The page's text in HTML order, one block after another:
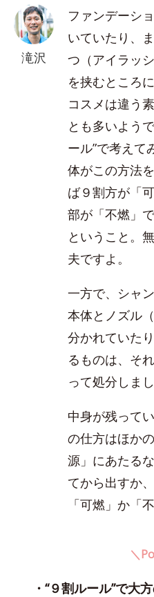
滝沢
ファンデーシ
いていたり、
つ（アイラッ
を挟むところ
コスメは違う
とも多いよう
ール”で考えて
体がこの方法
ば９割方が「
部が「不燃」
ということ。
夫ですよ。
一方で、シャ
本体とノズル
分かれていた
るものは、そ
って処分しまし
中身が残って
の仕方はほか
源」にあたる
てから出すか
「可燃」か「
＼
・“９割ルール”で大